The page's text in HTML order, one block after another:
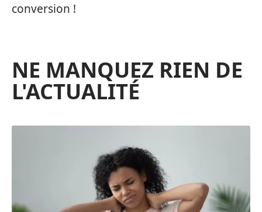
conversion !
NE MANQUEZ RIEN DE
L'ACTUALITÉ